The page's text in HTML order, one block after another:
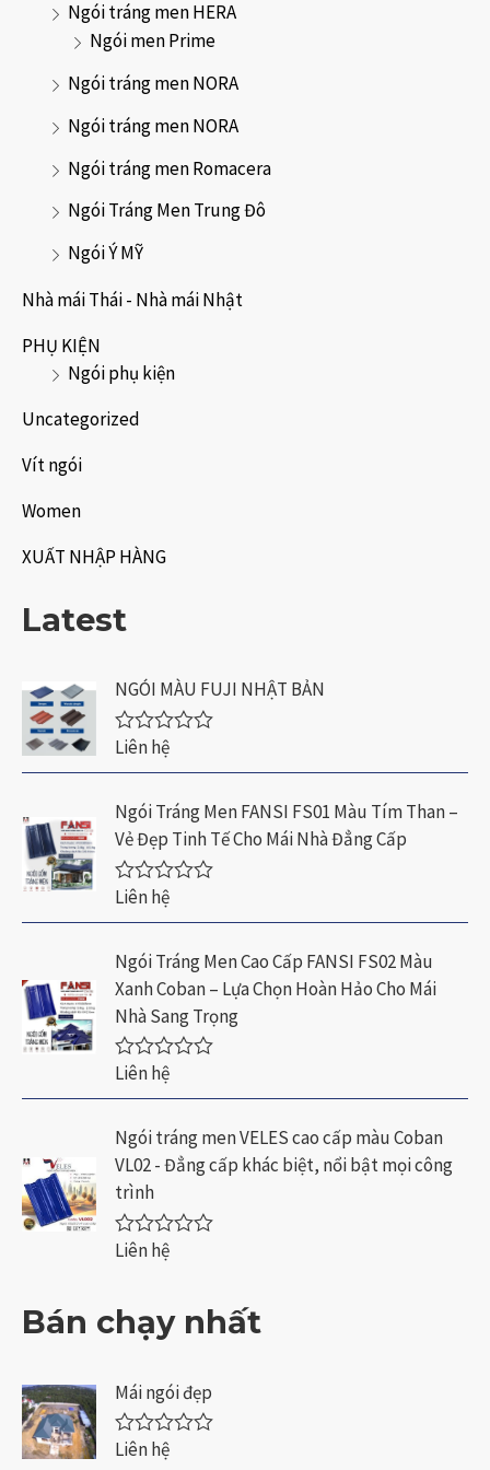
Ngói tráng men HERA
Ngói men Prime
Ngói tráng men NORA
Ngói tráng men NORA
Ngói tráng men Romacera
Ngói Tráng Men Trung Đô
Ngói Ý MỸ
Nhà mái Thái - Nhà mái Nhật
PHỤ KIỆN
Ngói phụ kiện
Uncategorized
Vít ngói
Women
XUẤT NHẬP HÀNG
Latest
NGÓI MÀU FUJI NHẬT BẢN
Đ
c
x
ế
p
h
ạ
0
5
s
a
o
Liên hệ
Ngói Tráng Men FANSI FS01 Màu Tím Than –
Vẻ Đẹp Tinh Tế Cho Mái Nhà Đẳng Cấp
Đ
c
x
ế
p
h
ạ
n
g
0
s
a
o
Liên hệ
Ngói Tráng Men Cao Cấp FANSI FS02 Màu
Xanh Coban – Lựa Chọn Hoàn Hảo Cho Mái
Nhà Sang Trọng
Đ
c
x
ế
p
h
ạ
n
g
s
a
Liên hệ
Ngói tráng men VELES cao cấp màu Coban
VL02 - Đẳng cấp khác biệt, nổi bật mọi công
trình
Đ
c
x
ạ
n
g
0
Liên hệ
Bán chạy nhất
Mái ngói đẹp
Đ
Liên hệ